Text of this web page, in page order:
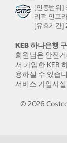
[인증범위]
리적 인프
[유효기간]
KEB 하나은행
회원님은 안전
서 가입한 KEB
용하실 수 있습
서비스 가입사
© 2026